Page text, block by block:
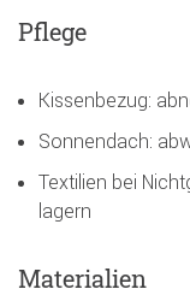
Pflege
Kissenbezug:
Sonnendach:
Textilien bei
lagern
Materialien